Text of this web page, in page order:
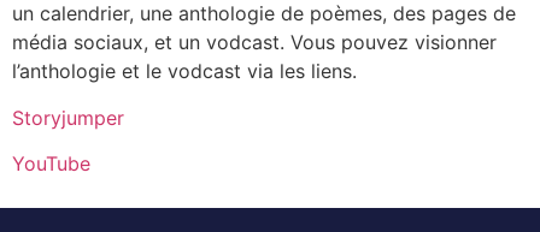
un calendrier, une anthologie de poèmes, des pages de
média sociaux, et un vodcast. Vous pouvez visionner
l’anthologie et le vodcast via les liens.
Storyjumper
YouTube